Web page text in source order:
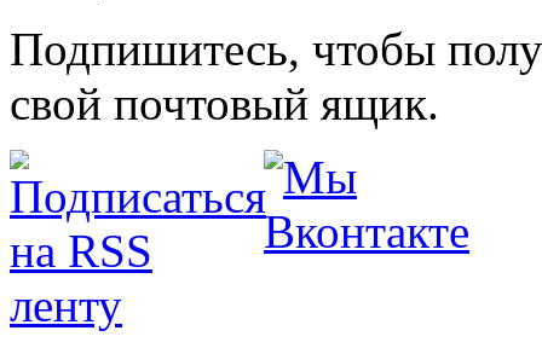
Подпишитесь, чтобы
свой почтовый ящик.